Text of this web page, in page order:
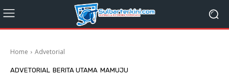
Home Advetorial
ADVETORIAL BERITA UTAMA MAMUJU